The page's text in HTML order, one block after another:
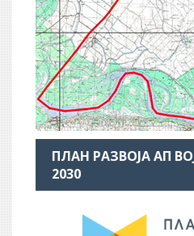
ПЛАН РАЗВОЈА АП
2030